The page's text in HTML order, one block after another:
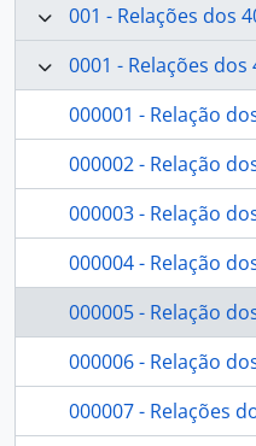
001 - Relações dos
0001 - Relações
000001 - Relação
000002 - Relação
000003 - Relação
000004 - Relação
000005 - Relação
000006 - Relação
000007 - Relações